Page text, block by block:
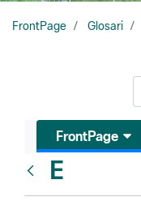
FrontPage Glosari
FrontPage
E